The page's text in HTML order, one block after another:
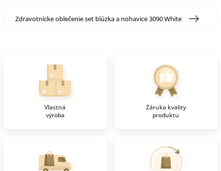
Zdravotnícke oblečenie set blúzka a nohavice 3090 White
Vlastná
výroba
Záruka kvality
produktu